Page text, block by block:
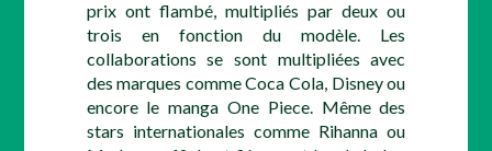
prix ont flambé, multipliés par deux ou
trois en fonction du modèle. Les
collaborations se sont multipliées avec
des marques comme Coca Cola, Disney ou
encore le manga One Piece. Même des
stars internationales comme Rihanna ou